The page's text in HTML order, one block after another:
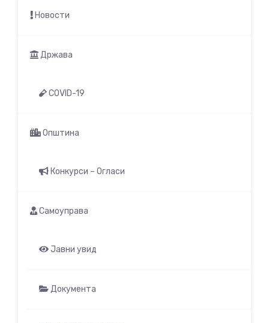
Новости
Држава
COVID-19
Општина
Конкурси – Огласи
Самоуправа
Јавни увид
Документа